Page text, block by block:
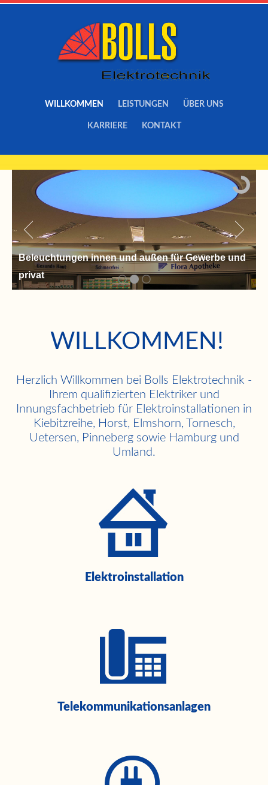
WILLKOMMEN LEISTUNGEN ÜBER UNS
KARRIERE KONTAKT
Beleuchtungen innen und außen für Gewerbe und
privat
WILLKOMMEN!
Herzlich Willkommen bei Bolls Elektrotechnik -
Ihrem qualifizierten Elektriker und
Innungsfachbetrieb für Elektroinstallationen in
Kiebitzreihe, Horst, Elmshorn, Tornesch,
Uetersen, Pinneberg sowie Hamburg und
Umland.
Elektroinstallation
Telekommunikationsanlagen